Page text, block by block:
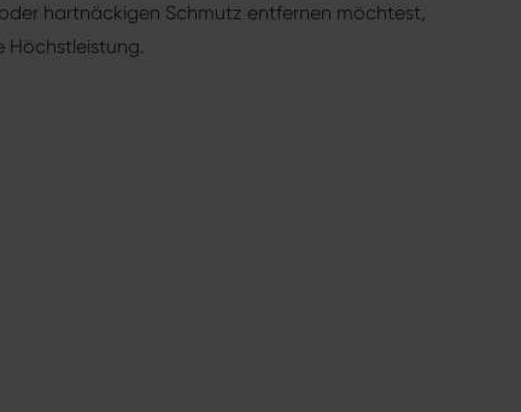
hartnäckigen Schmutz entfernen möchtest,
Höchstleistung.